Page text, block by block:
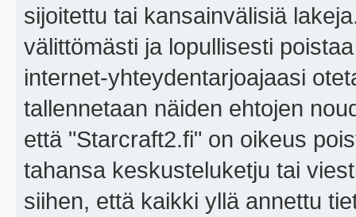
sijoitettu tai kansainvälisiä
välittömästi ja lopullisesti
internet-yhteydentarjoajaasi
tallennetaan näiden ehtojen
että "Starcraft2.fi" on oikeus
tahansa keskusteluketju tai
siihen, että kaikki yllä annettu